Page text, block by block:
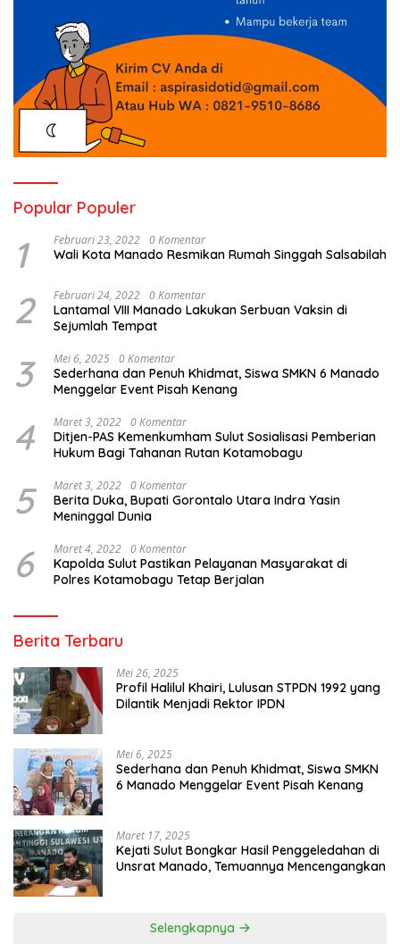
Popular Populer
1 Februari 23, 2022 0 Komentar
Wali Kota Manado Resmikan Rumah Singgah Salsabilah
2 Februari 24, 2022 0 Komentar
Lantamal VIII Manado Lakukan Serbuan Vaksin di
Sejumlah Tempat
3 Mei 6, 2025 0 Komentar
Sederhana dan Penuh Khidmat, Siswa SMKN 6 Manado
Menggelar Event Pisah Kenang
4 Maret 3, 2022 0 Komentar
Ditjen-PAS Kemenkumham Sulut Sosialisasi Pemberian
Hukum Bagi Tahanan Rutan Kotamobagu
5 Maret 3, 2022 0 Komentar
Berita Duka, Bupati Gorontalo Utara Indra Yasin
Meninggal Dunia
6 Maret 4, 2022 0 Komentar
Kapolda Sulut Pastikan Pelayanan Masyarakat di
Polres Kotamobagu Tetap Berjalan
Berita Terbaru
Mei 26, 2025
Profil Halilul Khairi, Lulusan STPDN 1992 yang
Dilantik Menjadi Rektor IPDN
Mei 6, 2025
Sederhana dan Penuh Khidmat, Siswa SMKN
6 Manado Menggelar Event Pisah Kenang
Maret 17, 2025
Kejati Sulut Bongkar Hasil Penggeledahan di
Unsrat Manado, Temuannya Mencengangkan
Selengkapnya